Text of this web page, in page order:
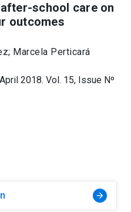
school care on
outcomes
Marcela Perticará
2018. Vol. 15, Issue Nº
arrow_forward